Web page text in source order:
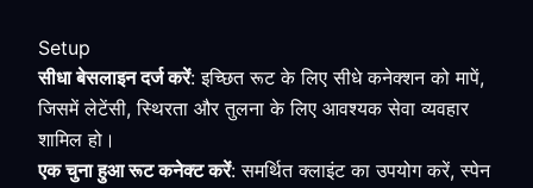
Setup
सीधा बेसलाइन दर्ज करें: इच्छित रूट के लिए सीधे कनेक्शन को मापें,
जिसमें लेटेंसी, स्थिरता और तुलना के लिए आवश्यक सेवा व्यवहार
शामिल हो।
एक चुना हुआ रूट कनेक्ट करें: समर्थित क्लाइंट का उपयोग करें, स्पेन